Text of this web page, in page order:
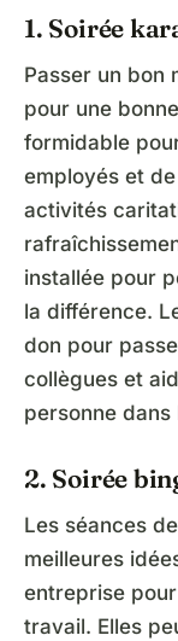
1. Soirée
Passer un bon
pour une
formidable
employés et
activités
installée pour
la différence.
don pour
collègues et
personne dans
2. Soirée
Les séances
meilleures
entreprise
travail. Elles